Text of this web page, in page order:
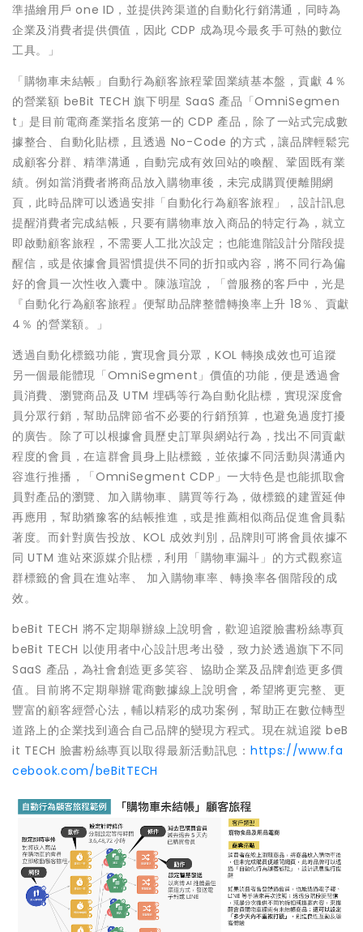
準描繪用戶 one ID，並提供跨渠道的自動化行銷溝通，同時為
企業及消費者提供價值，因此 CDP 成為現今最炙手可熱的數位
工具。」
「購物車未結帳」自動行為顧客旅程鞏固業績基本盤，貢獻 4％
的營業額 beBit TECH 旗下明星 SaaS 產品「OmniSegmen
t」是目前電商產業指名度第一的 CDP 產品，除了一站式完成數
據整合、自動化貼標，且透過 No-Code 的方式，讓品牌輕鬆完
成顧客分群、精準溝通，自動完成有效回站的喚醒、鞏固既有業
績。例如當消費者將商品放入購物車後，未完成購買便離開網
頁，此時品牌可以透過安排「自動化行為顧客旅程」，設計訊息
提醒消費者完成結帳，只要有購物車放入商品的特定行為，就立
即啟動顧客旅程，不需要人工批次設定；也能進階設計分階段提
醒信，或是依據會員習慣提供不同的折扣或內容，將不同行為偏
好的會員一次性收入囊中。陳㵀瑄說，「曾服務的客戶中，光是
『自動化行為顧客旅程』便幫助品牌整體轉換率上升 18％、貢獻
4％ 的營業額。」
透過自動化標籤功能，實現會員分眾，KOL 轉換成效也可追蹤
另一個最能體現「OmniSegment」價值的功能，便是透過會
員消費、瀏覽商品及 UTM 埋碼等行為自動化貼標，實現深度會
員分眾行銷，幫助品牌節省不必要的行銷預算，也避免過度打擾
的廣告。除了可以根據會員歷史訂單與網站行為，找出不同貢獻
程度的會員，在這群會員身上貼標籤，並依據不同活動與溝通內
容進行推播，「OmniSegment CDP」一大特色是也能抓取會
員對產品的瀏覽、加入購物車、購買等行為，做標籤的建置延伸
再應用，幫助猶豫客的結帳推進，或是推薦相似商品促進會員黏
著度。而針對廣告投放、KOL 成效判別，品牌則可將會員依據不
同 UTM 進站來源媒介貼標，利用「購物車漏斗」的方式觀察這
群標籤的會員在進站率、 加入購物車率、轉換率各個階段的成
效。
beBit TECH 將不定期舉辦線上說明會，歡迎追蹤臉書粉絲專頁
beBit TECH 以使用者中心設計思考出發，致力於透過旗下不同
SaaS 產品，為社會創造更多笑容、協助企業及品牌創造更多價
值。目前將不定期舉辦電商數據線上說明會，希望將更完整、更
豐富的顧客經營心法，輔以精彩的成功案例，幫助正在數位轉型
道路上的企業找到適合自己品牌的變現方程式。現在就追蹤 beB
it TECH 臉書粉絲專頁以取得最新活動訊息： https://www.fa
cebook.com/beBitTECH